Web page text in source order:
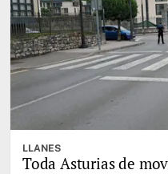
LLANES
Toda Asturias de